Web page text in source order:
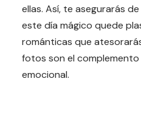
ellas. Así, te asegurarás
este día mágico quede
románticas que
fotos son el
emocional.